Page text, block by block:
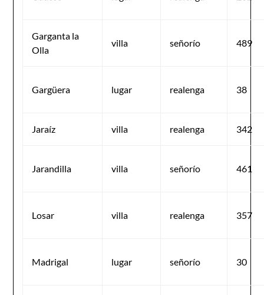
Garganta la
Olla
villa señorío 489
Gargüera lugar realenga 38
Jaraíz villa realenga 342
Jarandilla villa señorío 461
Losar villa realenga 357
Madrigal lugar señorío 30